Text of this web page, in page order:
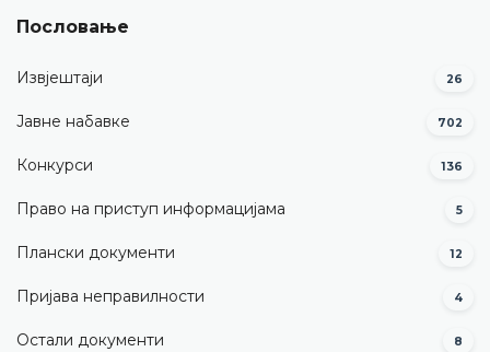
Пословање
Извјештаји 26
Јавне набавке 702
Конкурси 136
Право на приступ информацијама 5
Плански документи 12
Пријава неправилности 4
Остали документи 8